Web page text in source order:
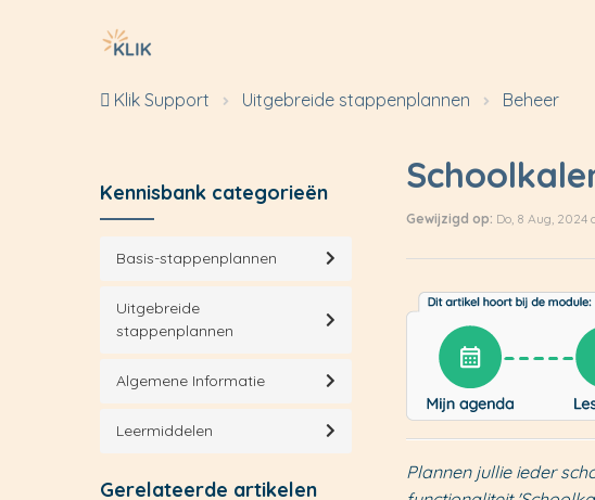
Klik Support Uitgebreide stappenplannen Beheer
Kennisbank categorieën
Basis-stappenplannen
Uitgebreide
stappenplannen
Algemene Informatie
Leermiddelen
Gerelateerde artikelen
Gewijzigd op: Do, 8 Aug, 2024
Plannen jullie ieder